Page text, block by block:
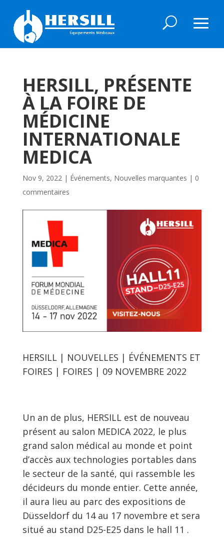
HERSILL, PRÉSENTE
À LA FOIRE DE
MÉDICINE
INTERNATIONALE
MEDICA
Nov 9, 2022| Événements, Nouvelles marquantes | 0
commentaires
HERSILL | NOUVELLES | ÉVÉNEMENTS ET
FOIRES | FOIRES | 09 NOVEMBRE 2022
Un an de plus, HERSILL est de nouveau
présent au salon MEDICA 2022, le plus
grand salon médical au monde et point
d’accès aux technologies portables dans
le secteur de la santé, qui rassemble les
décideurs du monde entier. Cette année,
il aura lieu au parc des expositions de
Düsseldorf du 14 au 17 novembre et sera
situé au stand D25-E25 dans le hall 11 .